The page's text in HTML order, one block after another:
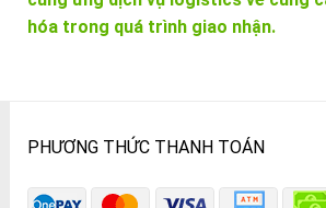
hóa trong quá trình giao nhận.
PHƯƠNG THỨC THANH TOÁN